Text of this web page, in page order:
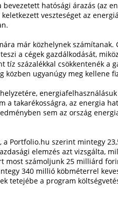
hatósági árazás (az
veszteséget az
már közhelynek számítanak.
a cégek gazdálkodását,
százalékkal csökkentenék a
közben ugyanúgy meg kellene
takarékosságra, az energia
sem az ország
Portfolio.hu szerint mintegy
elemzés azt vizsgálta,
számoljunk 25 milliárd
340 millió köbméterrel
tetejébe a program